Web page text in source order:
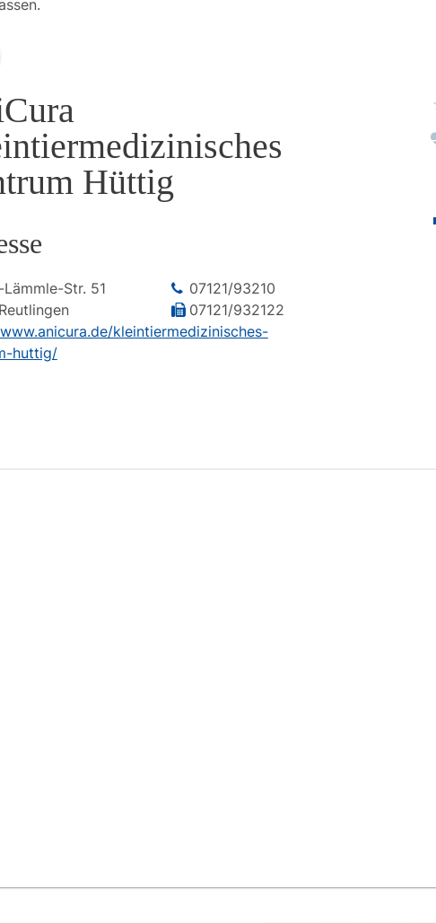
Hüttig
Str. 51
Reutlingen
kleintiermedizinisches-
huttig/
07121/93210
07121/932122